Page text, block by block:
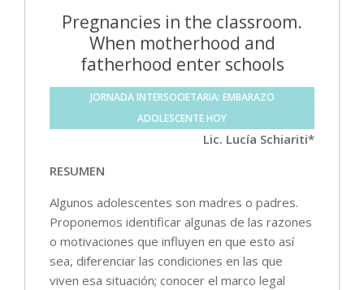
Pregnancies in the classroom.
When motherhood and
fatherhood enter schools
JORNADA INTERSOCIETARIA: EMBARAZO
ADOLESCENTE HOY
Lic. Lucía Schiariti*
RESUMEN
Algunos adolescentes son madres o padres.
Proponemos identificar algunas de las razones
o motivaciones que influyen en que esto así
sea, diferenciar las condiciones en las que
viven esa situación; conocer el marco legal